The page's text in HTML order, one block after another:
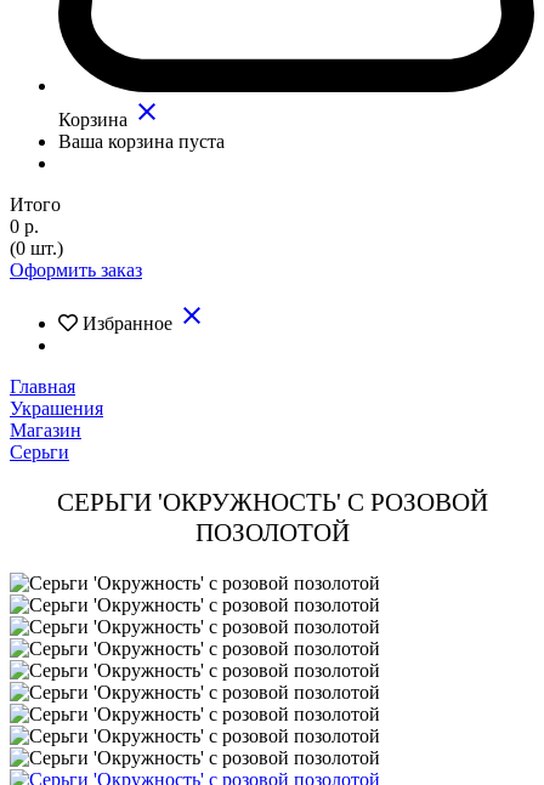
Корзина close
Ваша корзина пуста
Итого
0 р.
(0 шт.)
Оформить заказ
Избранное close
Главная
Украшения
Магазин
Серьги
СЕРЬГИ 'ОКРУЖНОСТЬ' С РОЗОВОЙ
ПОЗОЛОТОЙ